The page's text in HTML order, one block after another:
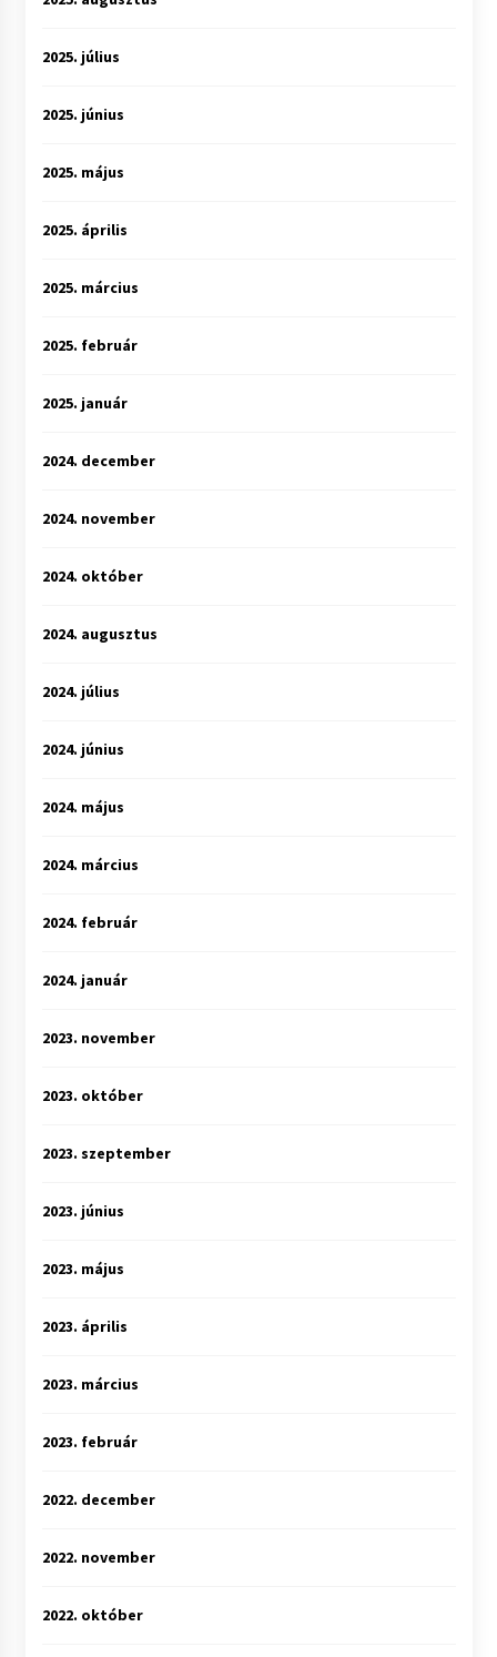
2025. július
2025. június
2025. május
2025. április
2025. március
2025. február
2025. január
2024. december
2024. november
2024. október
2024. augusztus
2024. július
2024. június
2024. május
2024. március
2024. február
2024. január
2023. november
2023. október
2023. szeptember
2023. június
2023. május
2023. április
2023. március
2023. február
2022. december
2022. november
2022. október